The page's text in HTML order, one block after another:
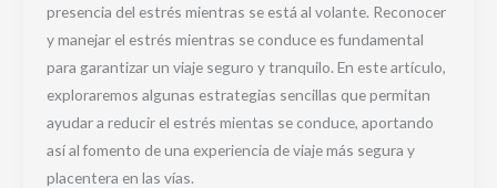
presencia del estrés mientras se está al volante. Reconocer
y manejar el estrés mientras se conduce es fundamental
para garantizar un viaje seguro y tranquilo. En este artículo,
exploraremos algunas estrategias sencillas que permitan
ayudar a reducir el estrés mientas se conduce, aportando
así al fomento de una experiencia de viaje más segura y
placentera en las vías.